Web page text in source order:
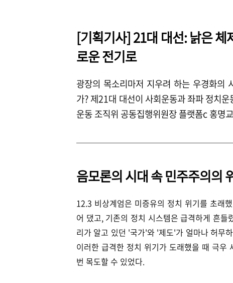
[기획기사] 21대 대선: 낡은
로운 전기로
광장의 목소리마저 지우려 하는 우경화의
가? 제21대 대선이 사회운동과 좌파 정치
운동 조직위 공동집행위원장 플랫폼c 홍명
음모론의 시대 속 민주주의의
12.3 비상계엄은 미증유의 정치 위기를 초래
어 댔고, 기존의 정치 시스템은 급격하게 흔
리가 알고 있던 '국가'와 '제도'가 얼마나 허무
이러한 급격한 정치 위기가 도래했을 때 극우
번 목도할 수 있었다.